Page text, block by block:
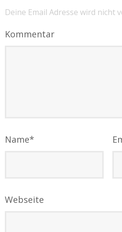
Deine Email Adresse wird nicht
Kommentar
Name*
Webseite